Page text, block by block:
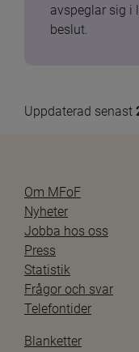
avspeglar sig i
beslut.
Uppdaterad senast
Om MFoF
Nyheter
Jobba hos oss
Press
Statistik
Frågor och svar
Telefontider
Blanketter